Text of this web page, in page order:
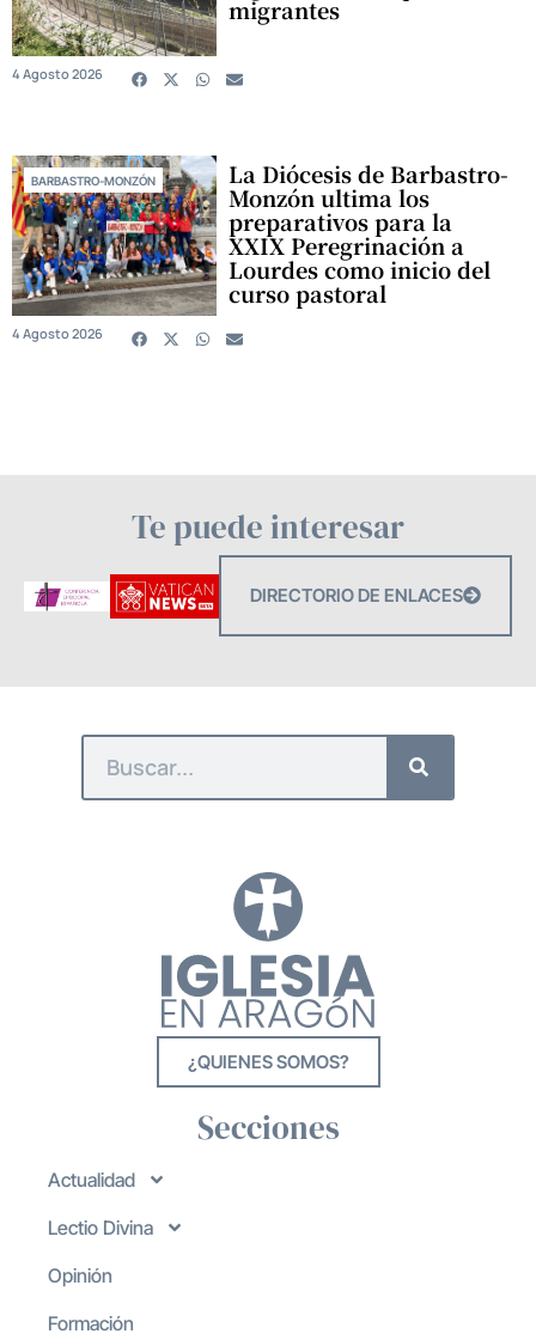
migrantes
4 Agosto 2026
BARBASTRO-MONZÓN La Diócesis de Barbastro-
Monzón ultima los
preparativos para la
XXIX Peregrinación a
Lourdes como inicio del
curso pastoral
4 Agosto 2026
Te puede interesar
DIRECTORIO DE ENLACES
¿QUIENES SOMOS?
Secciones
Actualidad
Lectio Divina
Opinión
Formación